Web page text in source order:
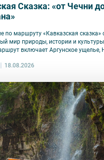
Сказка: «от Чечни
по маршруту «Кавказская сказка»
мир природы, истории и
включает Аргунское ущелье,
18.08.2026